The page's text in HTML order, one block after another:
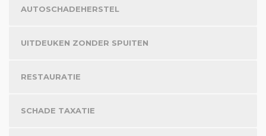
AUTOSCHADEHERSTEL
UITDEUKEN ZONDER SPUITEN
RESTAURATIE
SCHADE TAXATIE